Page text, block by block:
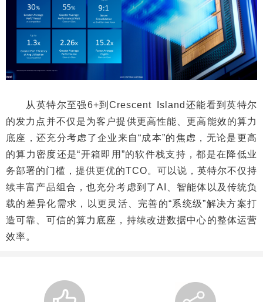
从英特尔至强6+到Crescent Island还能看到英特尔
的发力点并不仅是为客户提供更高性能、更高能效的算力
底座，还充分考虑了企业来自“成本”的焦虑，无论是更高
的算力密度还是“开箱即用”的软件栈支持，都是在降低业
务部署的门槛，提供更优的TCO。可以说，英特尔不仅持
续丰富产品组合，也充分考虑到了AI、智能体以及传统负
载的差异化需求，以更灵活、完善的“系统级”解决方案打
造可靠、可信的算力底座，持续改进数据中心的整体运营
效率。